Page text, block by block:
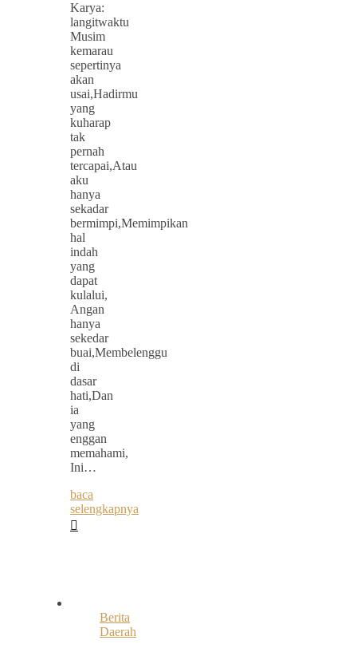
Karya:
langitwaktu
Musim
kemarau
sepertinya
akan
usai,Hadirmu
yang
kuharap
tak
pernah
tercapai,Atau
aku
hanya
sekadar
bermimpi,Memimpikan
hal
indah
yang
dapat
kulalui,
Angan
hanya
sekedar
buai,Membelenggu
di
dasar
hati,Dan
ia
yang
enggan
memahami,
Ini…
baca
selengkapnya
Berita
Daerah